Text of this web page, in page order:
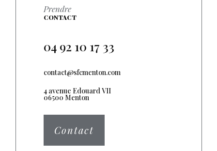
Prendre
CONTACT
04 92 10 17 33
contact@sfcmenton.com
4 avenue Edouard VII
06500 Menton
Contact